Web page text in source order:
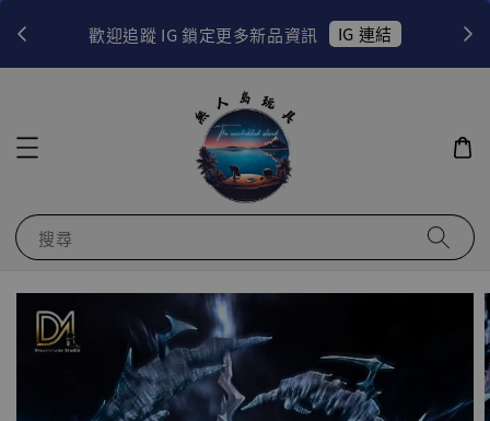
歡迎追蹤 IG 鎖定更多新品資訊 IG 連結
搜尋